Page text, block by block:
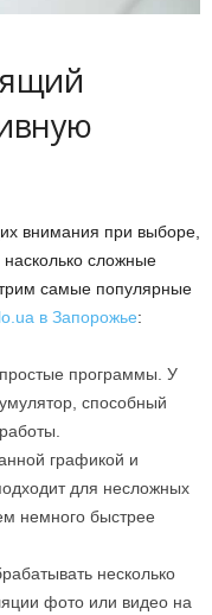
внимания при выборе,
сложные
самые популярные
в Запорожье:
программы. У
способный
графикой и
для несложных
немного быстрее
несколько
фото или видео на